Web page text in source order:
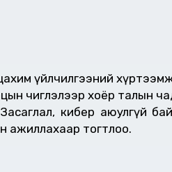
үйлчилгээний
чиглэлээр хоёр талын
кибер аюулгүй
ажиллахаар тогтлоо.